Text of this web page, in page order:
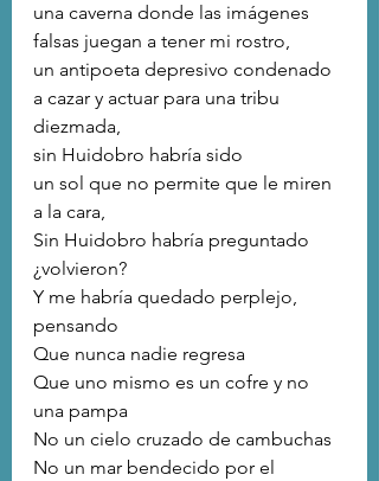
una caverna donde las imágenes
falsas juegan a tener mi rostro,
un antipoeta depresivo condenado
a cazar y actuar para una tribu
diezmada,
sin Huidobro habría sido
un sol que no permite que le miren
a la cara,
Sin Huidobro habría preguntado
¿volvieron?
Y me habría quedado perplejo,
pensando
Que nunca nadie regresa
Que uno mismo es un cofre y no
una pampa
No un cielo cruzado de cambuchas
No un mar bendecido por el